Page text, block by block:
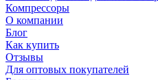
Компрессоры
О компании
Блог
Как купить
Отзывы
Для оптовых покупателей